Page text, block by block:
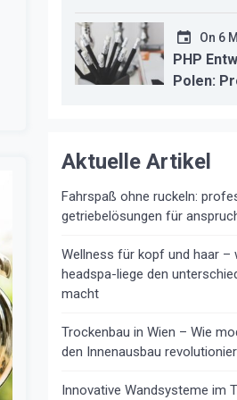
kosten
On 6
PHP
Polen:
Aktuelle Artikel
Fahrspaß ohne ruckeln:
getriebelösungen für
Wellness für kopf und haar –
headspa-liege den
macht
Trockenbau in Wien – Wie
den Innenausbau
Innovative Wandsysteme im